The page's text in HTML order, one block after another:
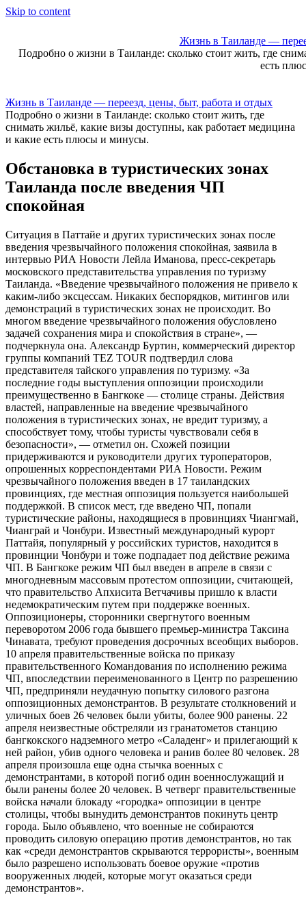
Skip to content
Жизнь в Таиланде —
Подробно о жизни в Таиланде: сколько стоит жить, где
есть
Жизнь в Таиланде — переезд, цены, быт, работа и отдых
Подробно о жизни в Таиланде: сколько стоит жить, где
снимать жильё, какие визы доступны, как работает медицина
и какие есть плюсы и минусы.
Обстановка в туристических зонах
Таиланда после введения ЧП
спокойная
Ситуация в Паттайе и других туристических зонах после
введения чрезвычайного положения спокойная, заявила в
интервью РИА Новости Лейла Иманова, пресс-секретарь
московского представительства управления по туризму
Таиланда. «Введение чрезвычайного положения не привело к
каким-либо эксцессам. Никаких беспорядков, митингов или
демонстраций в туристических зонах не происходит. Во
многом введение чрезвычайного положения обусловлено
задачей сохранения мира и спокойствия в стране», —
подчеркнула она. Александр Буртин, коммерческий директор
группы компаний TEZ TOUR подтвердил слова
представителя тайского управления по туризму. «За
последние годы выступления оппозиции происходили
преимущественно в Бангкоке — столице страны. Действия
властей, направленные на введение чрезвычайного
положения в туристических зонах, не вредит туризму, а
способствует тому, чтобы туристы чувствовали себя в
безопасности», — отметил он. Схожей позиции
придерживаются и руководители других туроператоров,
опрошенных корреспондентами РИА Новости. Режим
чрезвычайного положения введен в 17 таиландских
провинциях, где местная оппозиция пользуется наибольшей
поддержкой. В список мест, где введено ЧП, попали
туристические районы, находящиеся в провинциях Чиангмай,
Чианграй и Чонбури. Известный международный курорт
Паттайя, популярный у российских туристов, находится в
провинции Чонбури и тоже подпадает под действие режима
ЧП. В Бангкоке режим ЧП был введен в апреле в связи с
многодневным массовым протестом оппозиции, считающей,
что правительство Апхисита Ветчачивы пришло к власти
недемократическим путем при поддержке военных.
Оппозиционеры, сторонники свергнутого военным
переворотом 2006 года бывшего премьер-министра Таксина
Чинавата, требуют проведения досрочных всеобщих выборов.
10 апреля правительственные войска по приказу
правительственного Командования по исполнению режима
ЧП, впоследствии переименованного в Центр по разрешению
ЧП, предприняли неудачную попытку силового разгона
оппозиционных демонстрантов. В результате столкновений и
уличных боев 26 человек были убиты, более 900 ранены. 22
апреля неизвестные обстреляли из гранатометов станцию
бангкокского надземного метро «Саладенг» и прилегающий к
ней район, убив одного человека и ранив более 80 человек. 28
апреля произошла еще одна стычка военных с
демонстрантами, в которой погиб один военнослужащий и
были ранены более 20 человек. В четверг правительственные
войска начали блокаду «городка» оппозиции в центре
столицы, чтобы вынудить демонстрантов покинуть центр
города. Было объявлено, что военные не собираются
проводить силовую операцию против демонстрантов, но так
как «среди демонстрантов скрываются террористы», военным
было разрешено использовать боевое оружие «против
вооруженных людей, которые могут оказаться среди
демонстрантов».